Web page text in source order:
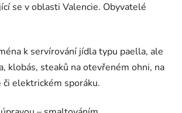
se v oblasti Valencie. Obyvatelé
k servírování jídla typu paella, ale
klobás, steaků na otevřeném ohni, na
elektrickém sporáku.